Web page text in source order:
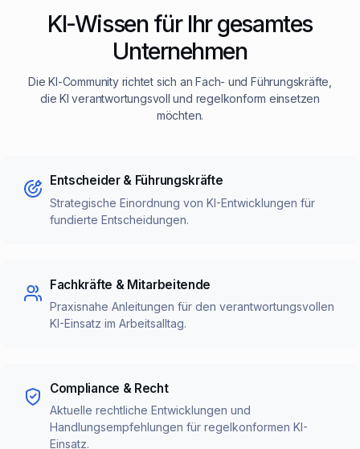
KI-Wissen für Ihr gesamtes
Unternehmen
Die KI-Community richtet sich an Fach- und Führungskräfte,
die KI verantwortungsvoll und regelkonform einsetzen
möchten.
Entscheider & Führungskräfte
Strategische Einordnung von KI-Entwicklungen für
fundierte Entscheidungen.
Fachkräfte & Mitarbeitende
Praxisnahe Anleitungen für den verantwortungsvollen
KI-Einsatz im Arbeitsalltag.
Compliance & Recht
Aktuelle rechtliche Entwicklungen und
Handlungsempfehlungen für regelkonformen KI-
Einsatz.